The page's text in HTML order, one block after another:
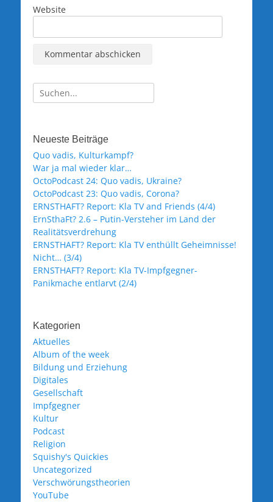
Website
Suche
nach:
Neueste Beiträge
Quo vadis, Kulturkampf?
War ja mal wieder klar…
OctoPodcast 24: Quo vadis, Ukraine?
OctoPodcast 23: Quo vadis, Corona?
ERNSTHAFT? Report: Kla TV and Friends (4/4)
ErnSthaFt? 2.6 – Putin-Versteher im Land der
Realitätsverdrehung
ERNSTHAFT? Report: Kla TV enthüllt Geheimnisse!
Nicht… (3/4)
ERNSTHAFT? Report: Kla TV-Impfgegner-
Panikmache entlarvt (2/4)
Kategorien
Aktuelles
Album of the week
Bildung und Erziehung
Digitales
Gesellschaft
Impfgegner
Kultur
Podcast
Religion
Squishy's Quickies
Uncategorized
Verschwörungstheorien
YouTube